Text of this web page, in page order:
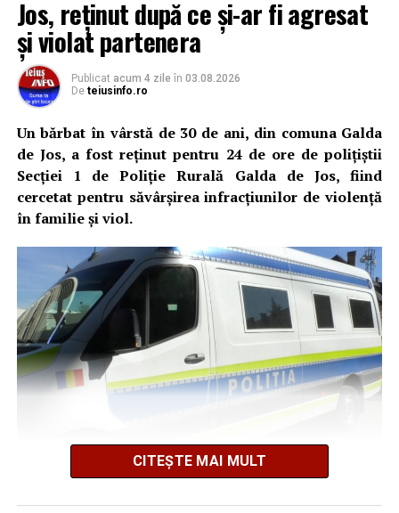
Jos, reținut după ce și-ar fi agresat
și violat partenera
Publicat acum 4 zile în 03.08.2026
De teiusinfo.ro
Un bărbat în vârstă de 30 de ani, din comuna Galda
de Jos, a fost reținut pentru 24 de ore de polițiștii
Secției 1 de Poliție Rurală Galda de Jos, fiind
cercetat pentru săvârșirea infracțiunilor de violență
în familie și viol.
Potrivit Inspectoratului de Poliție Județean Alba, din
cercetările efectuate până în acest moment a reieșit că,
CITEȘTE MAI MULT